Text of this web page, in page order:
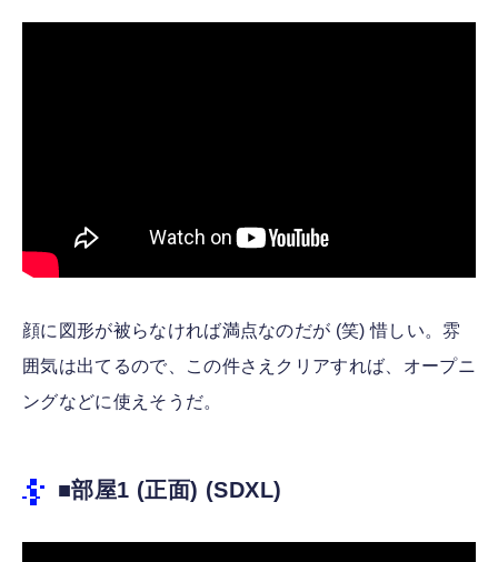
顔に図形が被らなければ満点なのだが (笑) 惜しい。雰
囲気は出てるので、この件さえクリアすれば、オープニ
ングなどに使えそうだ。
■部屋1 (正面) (SDXL)